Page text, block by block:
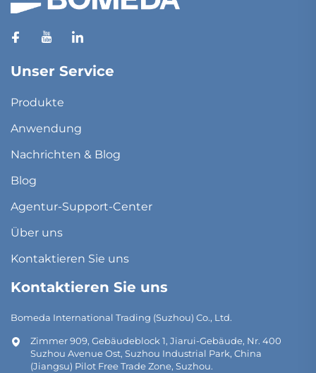
Unser Service
Produkte
Anwendung
Nachrichten & Blog
Blog
Agentur-Support-Center
Über uns
Kontaktieren Sie uns
Kontaktieren Sie uns
Bomeda International Trading (Suzhou) Co., Ltd.
Zimmer 909, Gebäudeblock 1, Jiarui-Gebäude, Nr. 400
Suzhou Avenue Ost, Suzhou Industrial Park, China
(Jiangsu) Pilot Free Trade Zone, Suzhou.